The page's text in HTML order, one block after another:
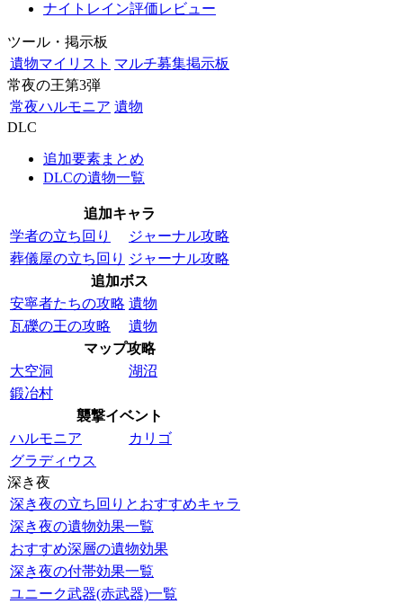
ナイトレイン評価レビュー
ツール・掲示板
遺物マイリスト マルチ募集掲示板
常夜の王第3弾
常夜ハルモニア 遺物
DLC
追加要素まとめ
DLCの遺物一覧
追加キャラ
学者の立ち回り
ジャーナル攻略
葬儀屋の立ち回り ジャーナル攻略
追加ボス
安寧者たちの攻略 遺物
瓦礫の王の攻略
遺物
マップ攻略
大空洞
湖沼
鍛冶村
襲撃イベント
ハルモニア
カリゴ
グラディウス
深き夜
深き夜の立ち回りとおすすめキャラ
深き夜の遺物効果一覧
おすすめ深層の遺物効果
深き夜の付帯効果一覧
ユニーク武器(赤武器)一覧